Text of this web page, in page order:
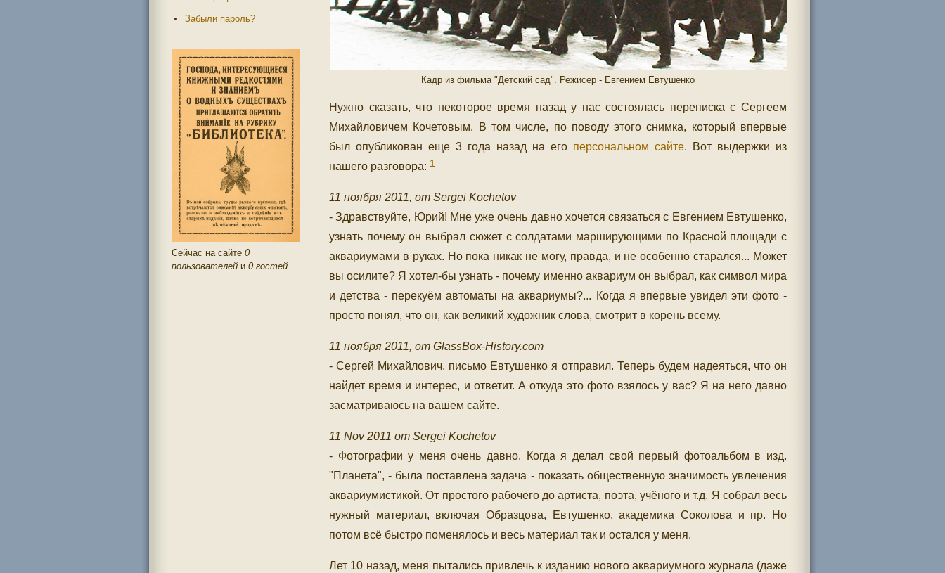
Кадр из фильма "Детский сад". Режисер - Евгением Евтушенко
Нужно сказать, что некоторое время назад у нас состоялась переписка с Сергеем
Михайловичем Кочетовым. В том числе, по поводу этого снимка, который впервые
был опубликован еще 3 года назад на его персональном сайте. Вот выдержки из
нашего разговора: 1
11 ноября 2011, от Sergei Kochetov
- Здравствуйте, Юрий! Мне уже очень давно хочется связаться с Евгением Евтушенко,
узнать почему он выбрал сюжет с солдатами марширующими по Красной площади с
аквариумами в руках. Но пока никак не могу, правда, и не особенно старался... Может
вы осилите? Я хотел-бы узнать - почему именно аквариум он выбрал, как символ мира
и детства - перекуём автоматы на аквариумы?... Когда я впервые увидел эти фото -
просто понял, что он, как великий художник слова, смотрит в корень всему.
11 ноября 2011, от GlassBox-History.com
- Сергей Михайлович, письмо Евтушенко я отправил. Теперь будем надеяться, что он
найдет время и интерес, и ответит. А откуда это фото взялось у вас? Я на него давно
засматриваюсь на вашем сайте.
11 Nov 2011 от Sergei Kochetov
- Фотографии у меня очень давно. Когда я делал свой первый фотоальбом в изд.
"Планета", - была поставлена задача - показать общественную значимость увлечения
аквариумистикой. От простого рабочего до артиста, поэта, учёного и т.д. Я собрал весь
нужный материал, включая Образцова, Евтушенко, академика Соколова и пр. Но
потом всё быстро поменялось и весь материал так и остался у меня.
Лет 10 назад, меня пытались привлечь к изданию нового аквариумного журнала (даже
Забыли пароль?
Сейчас на сайте 0
пользователей и 0 гостей.